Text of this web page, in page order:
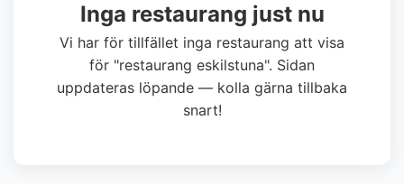
Inga restaurang just nu
Vi har för tillfället inga restaurang att visa
för "restaurang eskilstuna". Sidan
uppdateras löpande — kolla gärna tillbaka
snart!